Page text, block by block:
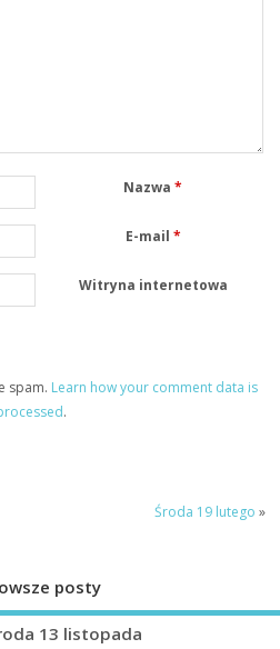
Nazwa*
E-mail *
Witryna internetowa
spam. Learn how your comment data is
.
Środa 19 lutego »
posty
13 listopada